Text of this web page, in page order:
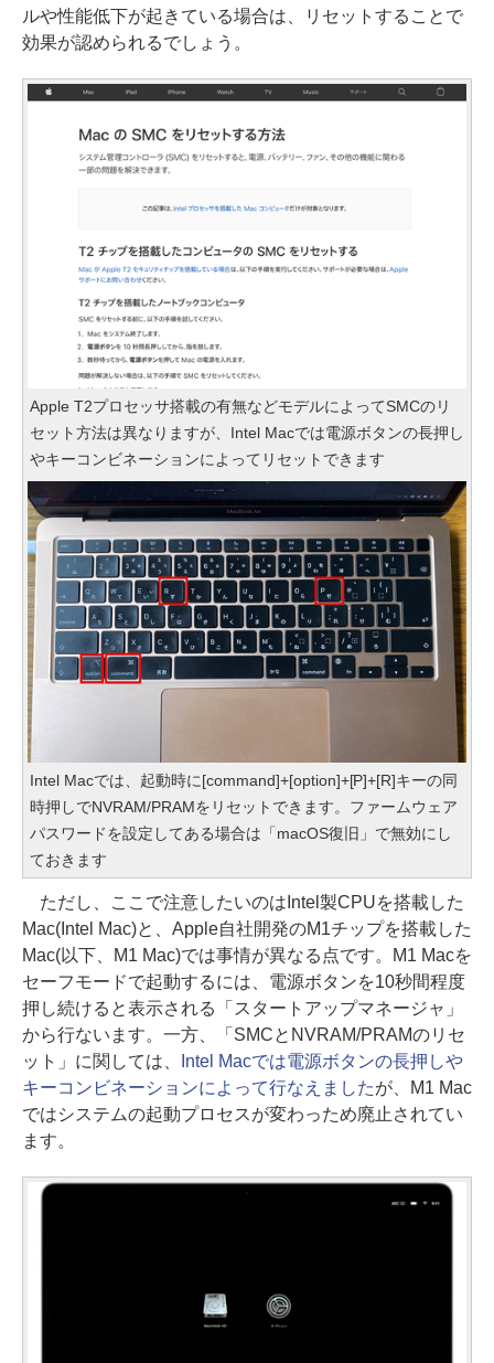
ルや性能低下が起きている場合は、リセットすることで
効果が認められるでしょう。
Apple T2プロセッサ搭載の有無などモデルによってSMCのリ
セット方法は異なりますが、Intel Macでは電源ボタンの長押し
やキーコンビネーションによってリセットできます
Intel Macでは、起動時に[command]+[option]+[P]+[R]キーの同
時押しでNVRAM/PRAMをリセットできます。ファームウェア
パスワードを設定してある場合は「macOS復旧」で無効にし
ておきます
ただし、ここで注意したいのはIntel製CPUを搭載した
Mac(Intel Mac)と、Apple自社開発のM1チップを搭載した
Mac(以下、M1 Mac)では事情が異なる点です。M1 Macを
セーフモードで起動するには、電源ボタンを10秒間程度
押し続けると表示される「スタートアップマネージャ」
から行ないます。一方、「SMCとNVRAM/PRAMのリセ
ット」に関しては、
Intel Macでは電源ボタンの長押しや
キーコンビネーションによって行なえましたが、M1 Mac
ではシステムの起動プロセスが変わっため廃止されてい
ます。